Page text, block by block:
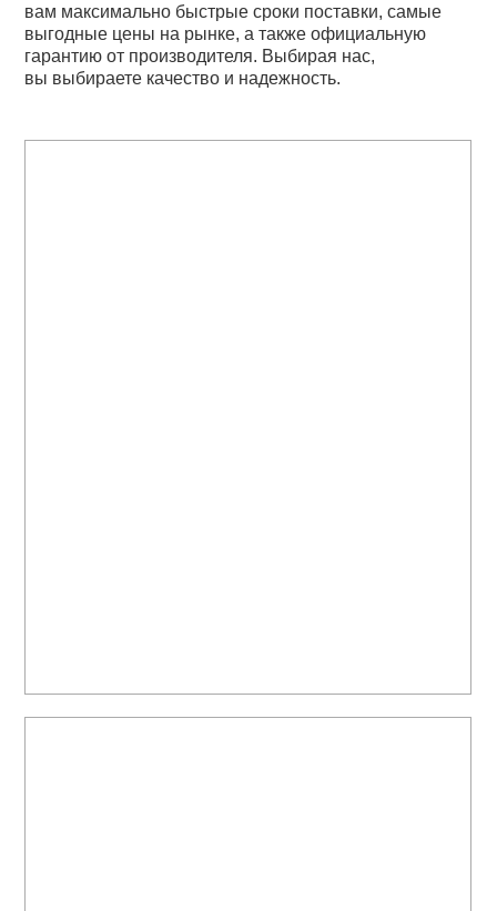
вам максимально быстрые сроки поставки, самые
выгодные цены на рынке, а также официальную
гарантию от производителя. Выбирая нас,
вы выбираете качество и надежность.